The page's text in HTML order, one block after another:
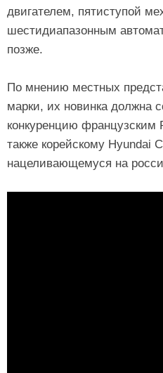
двигателем, пятиступой
шестидиапазонным
позже.
По мнению местных
марки, их новинка должна
конкуренцию французским
также корейскому Hyundai
нацеливающемуся на